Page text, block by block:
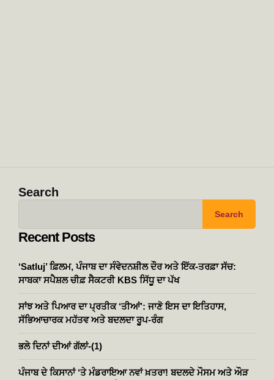
Search
Search
Recent Posts
‘Satluj’ ਫ਼ਿਲਮ, ਪੰਜਾਬ ਦਾ ਸੰਵੇਦਨਸ਼ੀਲ ਦੌਰ ਅਤੇ ਇੱਕ-ਤਰਫ਼ਾ ਸੱਚ:
ਸਾਬਕਾ ਸਪੈਸ਼ਲ ਚੀਫ਼ ਸੈਕਟਰੀ KBS ਸਿੱਧੂ ਦਾ ਪੱਖ
ਸਾਂਝ ਅਤੇ ਪਿਆਰ ਦਾ ਪ੍ਰਤੀਕ ‘ਤੀਆਂ’: ਜਾਣੋ ਇਸ ਦਾ ਇਤਿਹਾਸ,
ਸੱਭਿਆਚਾਰਕ ਮਹੱਤਵ ਅਤੇ ਬਦਲਦਾ ਰੂਪ-ਰੰਗ
ਭਲੇ ਦਿਨਾਂ ਦੀਆਂ ਗੱਲਾਂ-(1)
ਪੰਜਾਬ ਦੇ ਕਿਸਾਨਾਂ ‘ਤੇ ਮੰਡਰਾਇਆ ਨਵਾਂ ਖ਼ਤਰਾ! ਬਦਲਦੇ ਮੌਸਮ ਅਤੇ ਔੜ